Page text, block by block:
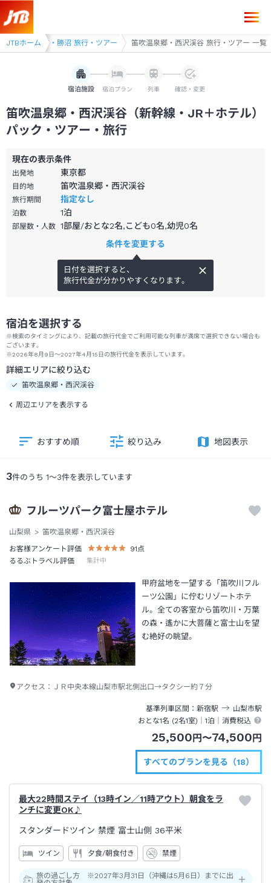
JTBホーム
アー 石和・勝沼 旅行・ツアー 笛吹温泉郷・西沢渓谷 旅行・ツアー 一覧
宿泊施設 宿泊プラン 列車 確認・変更
笛吹温泉郷・西沢渓谷（新幹線・JR＋ホテル）
パック・ツアー・旅行
現在の表示条件
出発地 東京都
目的地 笛吹温泉郷・西沢渓谷
旅行期間 指定なし
泊数 1泊
部屋数・人数 1部屋/おとな2名,こども0名,幼児0名
条件を変更する
日付を選択すると、
旅行代金が分かりやすくなります。
宿泊を選択する
※検索のタイミングにより、記載の旅行代金でご利用可能な列車が満席で選択できない場合も
ございます。
※2026年8月9日～2027年4月15日の旅行代金を表示しています。
詳細エリアに絞り込む
笛吹温泉郷・西沢渓谷
周辺エリアを表示する
3件のうち 1～3件を表示しています
おすすめ順 絞り込み 地図表示
フルーツパーク富士屋ホテル
山梨県
笛吹温泉郷・西沢渓谷
お客様アンケート評価
91 点
るるぶトラベル評価
集計中
甲府盆地を一望する「笛吹川フル
ーツ公園」に佇むリゾートホテ
ル。全ての客室から笛吹川・万葉
の森・遙かに大菩薩と富士山を望
む絶好の眺望。
アクセス： ＪＲ中央本線山梨市駅北側出口→タクシー約７分
基準列車区間 新宿駅 山梨市駅
おとな1名 (2名1室)｜1泊 ｜消費税込
25,500 円 〜74,500 円
すべてのプランを見る（18）
最大22時間ステイ（13時イン／11時アウト）朝食をラ
ンチに変更OK♪
スタンダードツイン 禁煙 富士山側 36平米
ツイン 夕食/朝食付き 禁煙
旅の過ごし方 ※2027年3月31日（沖縄は5月6日）までに出